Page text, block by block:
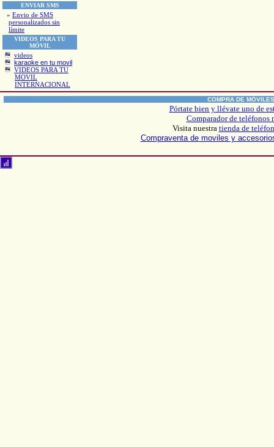
ENVIAR SMS
» Envio de SMS
personalizados sin
límite
VIDEOS PARA TU
MÓVIL
videos
karaoke en tu movil
VIDEOS PARA TU
MOVIL
INTERNACIONAL
COMPRA DE MÓVILES
Pórtate bien y llévate uno de
Comparador de teléfonos
Visita nuestra tienda de
Compraventa de moviles y